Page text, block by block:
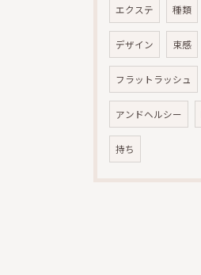
エクステ 種類
デザイン 束感
フラットラッシュ
アンドヘルシー
持ち